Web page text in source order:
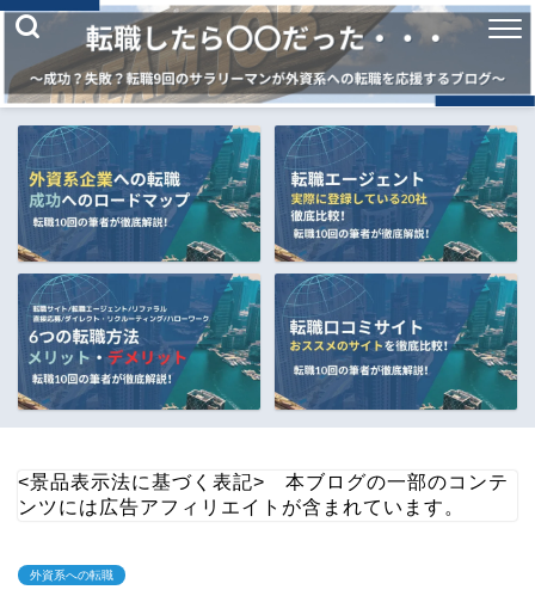
<景品表示法に基づく表記> 本ブログの一部のコンテ
ンツには広告アフィリエイトが含まれています。
外資系への転職